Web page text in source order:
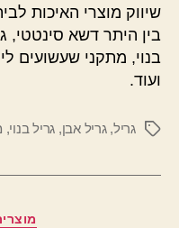
שיווק מוצרי האיכות
בין היתר דשא סינטטי,
בנוי, מתקני שעשועים
ועוד.
תגיותגריל,גריל אבן, גריל בנוי,